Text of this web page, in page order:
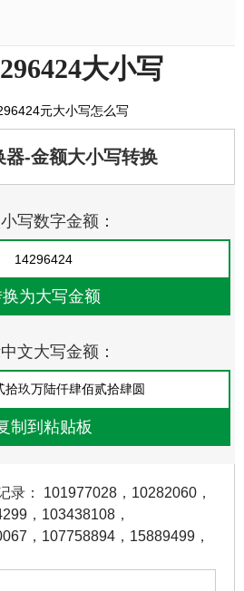
大小写
元大小写怎么写
器-金额大小写转换
写数字金额：
文大写金额：
录： 101977028 ， 10282060 ，
， 103438108 ，
， 107758894 ， 15889499 ，